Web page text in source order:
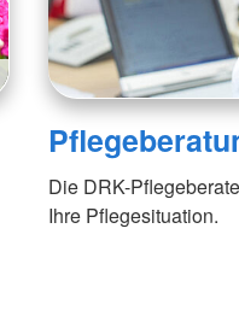
Die DRK-
Ihre Pflegesituation.